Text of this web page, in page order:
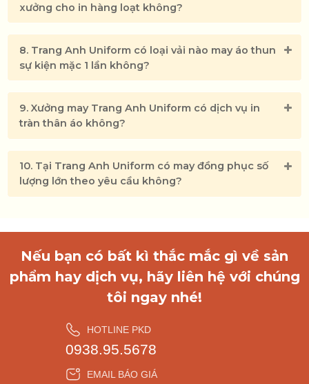
xưởng cho in hàng loạt không?
8. Trang Anh Uniform có loại vải nào may áo thun
sự kiện mặc 1 lần không?
9. Xưởng may Trang Anh Uniform có dịch vụ in
tràn thân áo không?
10. Tại Trang Anh Uniform có may đồng phục số
lượng lớn theo yêu cầu không?
Nếu bạn có bất kì thắc mắc gì về sản
phẩm hay dịch vụ, hãy liên hệ với chúng
tôi ngay nhé!
HOTLINE PKD
0938.95.5678
EMAIL BÁO GIÁ